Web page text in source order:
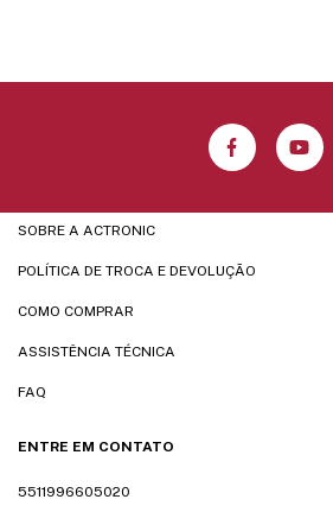
SOBRE A ACTRONIC
POLÍTICA DE TROCA E DEVOLUÇÃO
COMO COMPRAR
ASSISTÊNCIA TÉCNICA
FAQ
ENTRE EM CONTATO
5511996605020